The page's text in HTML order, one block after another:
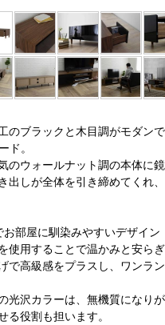
のブラックと木目調がモダン
ド。
のウォールナット調の本体に
出しが全体を引き締めてくれ
部屋に馴染みやすいデザイン
使用することで温かみと安ら
で高級感をプラスし、ワンラ
光沢カラーは、無機質になり
る役割も担います。